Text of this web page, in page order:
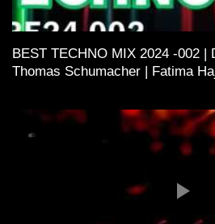
BEST TECHNO MIX 2024 -002 |
Thomas Schumacher | Fatima